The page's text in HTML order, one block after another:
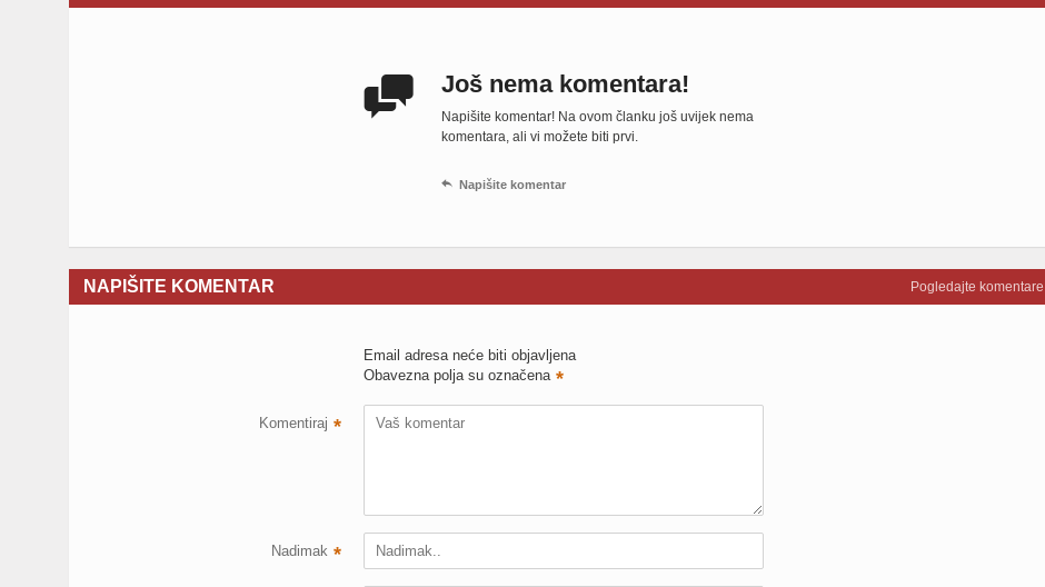
 Još nema komentara!
Napišite komentar! Na ovom članku još uvijek nema
komentara, ali vi možete biti prvi.
 Napišite komentar
Pogledajte komentare
NAPIŠITE KOMENTAR
Email adresa neće biti objavljena
Obavezna polja su označena *
Komentiraj *
Nadimak *